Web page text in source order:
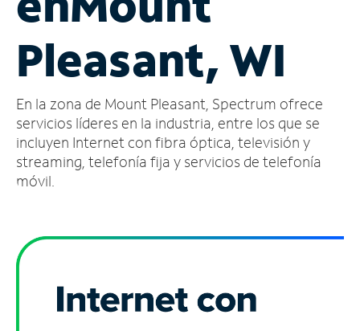
cuenta
Encuentra
tienda
Pleasant, WI
En la zona de Mount Pleasant, Spectrum ofrece
servicios líderes en la industria, entre los que se
incluyen Internet con fibra óptica, televisión y
streaming, telefonía fija y servicios de telefonía
móvil.